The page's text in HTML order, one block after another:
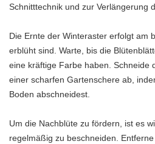
Schnitttechnik und zur Verlängerung
Die Ernte der Winteraster erfolgt am
erblüht sind. Warte, bis die
eine kräftige Farbe haben. Schneide
einer scharfen Gartenschere ab,
Boden abschneidest.
Um die Nachblüte zu fördern, ist es
regelmäßig zu beschneiden.